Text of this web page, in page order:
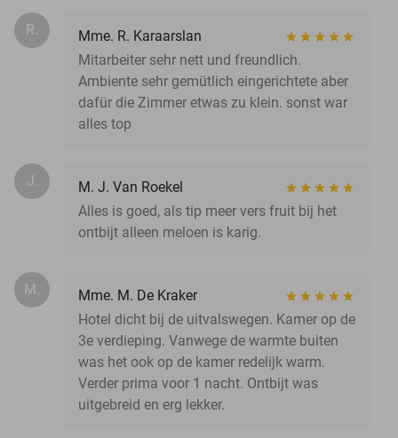
R.
Mme. R. Karaarslan
Mitarbeiter sehr nett und freundlich.
Ambiente sehr gemütlich eingerichtete aber
dafür die Zimmer etwas zu klein. sonst war
alles top
J.
M. J. Van Roekel
Alles is goed, als tip meer vers fruit bij het
ontbijt alleen meloen is karig.
M.
Mme. M. De Kraker
Hotel dicht bij de uitvalswegen. Kamer op de
3e verdieping. Vanwege de warmte buiten
was het ook op de kamer redelijk warm.
Verder prima voor 1 nacht. Ontbijt was
uitgebreid en erg lekker.